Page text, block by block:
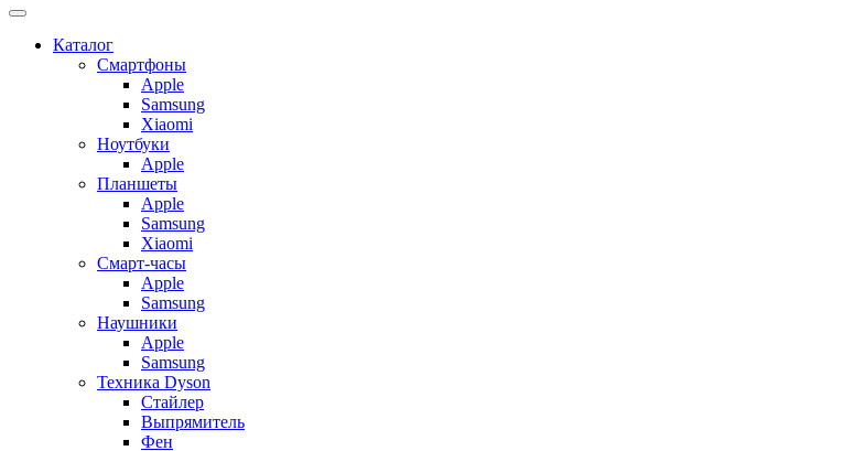
Каталог
Смартфоны
Apple
Samsung
Xiaomi
Ноутбуки
Apple
Планшеты
Apple
Samsung
Xiaomi
Смарт-часы
Apple
Samsung
Наушники
Apple
Samsung
Техника Dyson
Стайлер
Выпрямитель
Фен